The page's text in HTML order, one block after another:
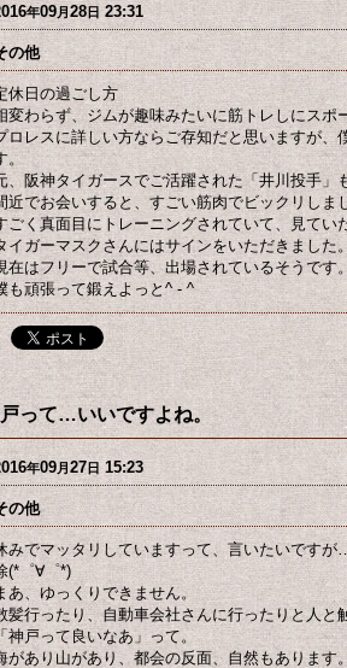
年09月28日 23:31
の他
休日の過ごし方
変わらず、ジムが趣味みたいに筋トレしにスポ
ロレスに詳しい方ならご存知だと思いますが
。
、阪神タイガースでご活躍された「井川投手」
近でお会いすると、すごい筋肉でビックリしま
ごく真面目にトレーニングされていて、見てい
イガーマスクさんにはサインをいただきました。
在はフリーで試合等、出場されているそうです。
も頑張って鍛えよっと^ - ^
って…いいですよね。
年09月27日 15:23
の他
みでマッタリしていますって、言いたいです
(*゜∀゜*)
あ、ゆっくりできません。
髪行ったり、自動車会社さんに行ったりと人と
神戸って良いなあ」って。
があり山があり、都会の反面、自然もあります。